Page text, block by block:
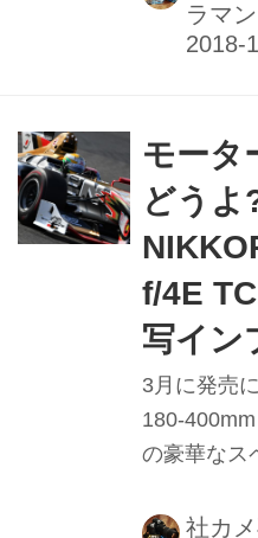
ラマン
モータ
どうよ
f/4E
写イン
3月に発売
180-
の豪華なス
と覚悟がい
社カ